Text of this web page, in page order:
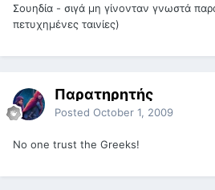
Σουηδία - σιγά μη γίνονταν γνωστά
πετυχημένες ταινίες)
Παρατηρητής
Posted October 1, 2009
No one trust the Greeks!